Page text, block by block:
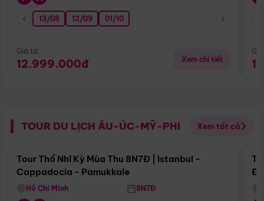
13/08 12/09 01/10
Giá từ:
12.999.000đ Xem chi tiết
TOUR DU LỊCH ÂU-ÚC-MỸ-PHI Xem tất cả
Điểm nổi bật
Tour Thổ Nhĩ Kỳ Mùa Thu 8N7Đ | Istanbul -
Cappadocia - Pamukkale
Hồ Chí Minh 8N7Đ